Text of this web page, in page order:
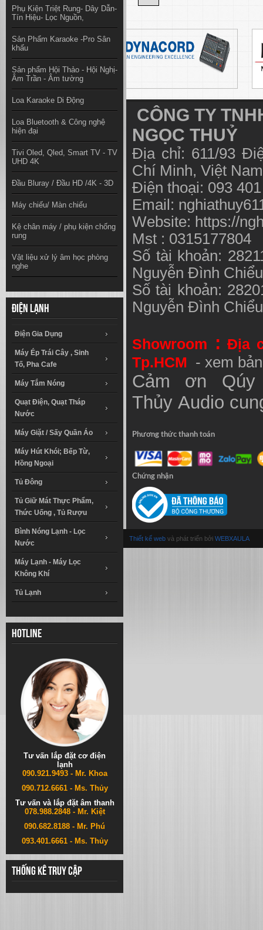
Phụ Kiện Triệt Rung- Dây Dẫn-
Tín Hiệu- Lọc Nguồn,
Sản Phẩm Karaoke -Pro Sân
khấu
Sản phẩm Hội Thảo - Hội Nghị-
Âm Trần - Âm tường
Loa Karaoke Di Động
Loa Bluetooth & Công nghệ
hiện đại
Tivi Oled, Qled, Smart TV - TV
UHD 4K
Đầu Bluray / Đầu HD /4K - 3D
Máy chiếu/ Màn chiếu
Kệ chân máy / phụ kiện chống
rung
Vật liệu xử lý âm học phòng
nghe
Điện lạnh
Điện Gia Dụng
Máy Ép Trái Cây , Sinh
Tố, Pha Cafe
Máy Tắm Nóng
Quạt Điện, Quạt Tháp
Nước
Máy Giặt / Sấy Quần Áo
Máy Hút Khói; Bếp Từ,
Hồng Ngoại
Tủ Đông
Tủ Giữ Mát Thực Phẩm,
Thức Uống , Tủ Rượu
Bình Nóng Lạnh - Lọc
Nước
Máy Lạnh - Máy Lọc
Không Khí
Tủ Lạnh
Hotline
Tư vấn lắp đặt cơ điện
lạnh
090.921.9493 - Mr. Khoa
090.712.6661 - Ms. Thủy
Tư vấn và lắp đặt âm thanh
078.988.2848 - Mr. Kiệt
090.682.8188 - Mr. Phú
093.401.6661 - Ms. Thủy
Thống kê truy cập
CÔNG TY
NGỌC THUỶ
Địa chỉ: 611/93
Chí Minh, Việt
Điện thoại: 093
Email:
Website: https://
Mst : 0315177804
Số tài khoản:
Nguyễn Đình
Số tài khoản:
Nguyễn Đình
Showroom : Địa
Tp.HCM - xem
Cảm ơn
Thủy Audio
Phương thức thanh toán
Chứng nhận
Thiết kế web và phát triển bởi WEBXAULA